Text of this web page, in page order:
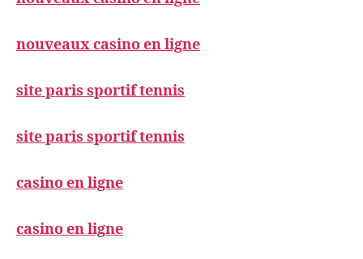
nouveaux casino en ligne
site paris sportif tennis
site paris sportif tennis
casino en ligne
casino en ligne